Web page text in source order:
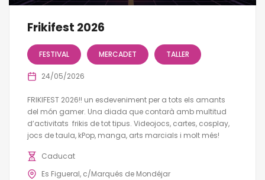
Frikifest 2026
FESTIVAL MERCADET TALLER
24/05/2026
FRIKIFEST 2026!! un esdeveniment per a tots els amants
del món gamer. Una diada que contarà amb multitud
d’activitats frikis de tot tipus. Videojocs, cartes, cosplay,
jocs de taula, kPop, manga, arts marcials i molt més!
Caducat
Es Figueral, c/Marqués de Mondéjar